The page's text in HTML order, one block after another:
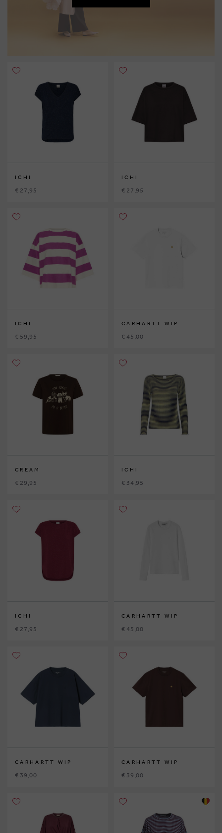
ICHI
€ 27,95
ICHI
€ 27,95
ICHI
€ 59,95
CARHARTT WIP
€ 45,00
CREAM
€ 29,95
ICHI
€ 34,95
ICHI
€ 27,95
CARHARTT WIP
€ 45,00
CARHARTT WIP
€ 39,00
CARHARTT WIP
€ 39,00